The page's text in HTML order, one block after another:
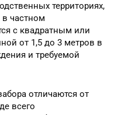
территориях,
частном
с квадратным или
от 1,5 до 3 метров в
и требуемой
отличаются от
всего